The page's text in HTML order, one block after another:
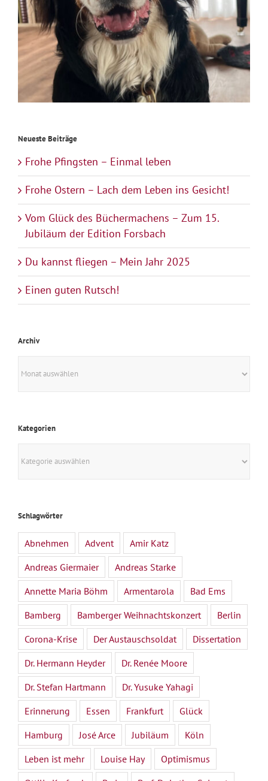
Neueste Beiträge
Frohe Pfingsten – Einmal leben
Frohe Ostern – Lach dem Leben ins Gesicht!
Vom Glück des Büchermachens – Zum 15.
Jubiläum der Edition Forsbach
Du kannst fliegen – Mein Jahr 2025
Einen guten Rutsch!
Archiv
Kategorien
Schlagwörter
Abnehmen Advent
Amir Katz
Andreas Giermaier
Andreas Starke
Annette Maria Böhm
Armentarola
Bad Ems
Bamberg
Bamberger Weihnachtskonzert
Berlin
Corona-Krise
Der Austauschsoldat
Dissertation
Dr. Hermann Heyder
Dr. Renée Moore
Dr. Stefan Hartmann
Dr. Yusuke Yahagi
Erinnerung
Essen Frankfurt
Glück
Hamburg
José Arce Jubiläum
Köln
Leben ist mehr
Louise Hay
Optimismus